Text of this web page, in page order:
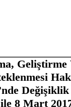
Geliştirme
Değişiklik
ile 8 Mart